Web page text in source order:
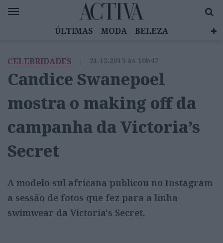
ÚLTIMAS MODA
BELEZA
EMOÇÕES
MULHERES INSPIRADORAS
DIZ QUEM SABE
ACTIVA BRAND STUDIO
CELEBRIDADES | 21.12.2013 às 10h47
Candice Swanepoel
mostra o making off da
campanha da Victoria’s
Secret
A modelo sul africana publicou no Instagram
a sessão de fotos que fez para a linha
swimwear da Victoria's Secret.